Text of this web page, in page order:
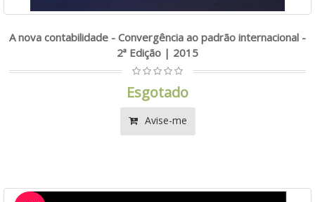
A nova contabilidade - Convergência ao padrão internacional -
2ª Edição | 2015
Esgotado
Avise-me